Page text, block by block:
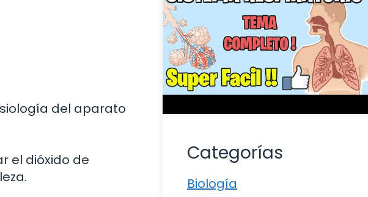
del aparato
el dióxido de
Categorías
Biología